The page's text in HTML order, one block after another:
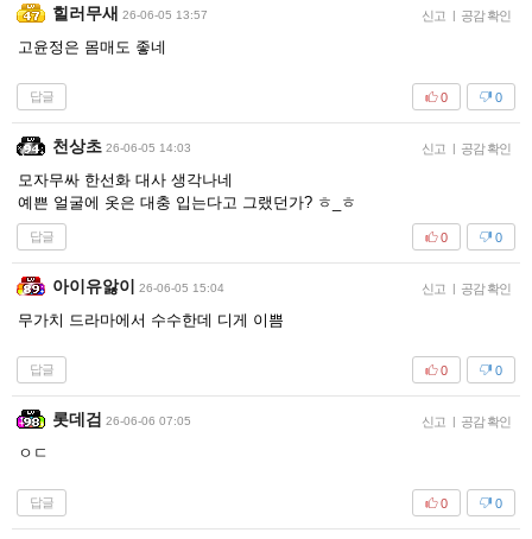
힐러무새 26-06-05 13:57 신고 | 공감 확인
고윤정은 몸매도 좋네
답글 0
0
천상초 26-06-05 14:03 신고 | 공감 확인
모자무싸 한선화 대사 생각나네
예쁜 얼굴에 옷은 대충 입는다고 그랬던가? ㅎ_ㅎ
답글 0
0
아이유앓이 26-06-05 15:04 신고 | 공감 확인
무가치 드라마에서 수수한데 디게 이쁨
답글 0
0
롯데검 26-06-06 07:05 신고 | 공감 확인
ㅇㄷ
답글 0
0